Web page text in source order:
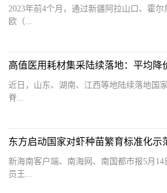
2023年前4个月，通过新疆阿拉山口、霍
欧（...
近日，山东、湖南、江西等地陆续落地国
脊...
东方启动国家对虾种苗繁育标准化示
新海南客户端、南海网、南国都市报5月
员王...